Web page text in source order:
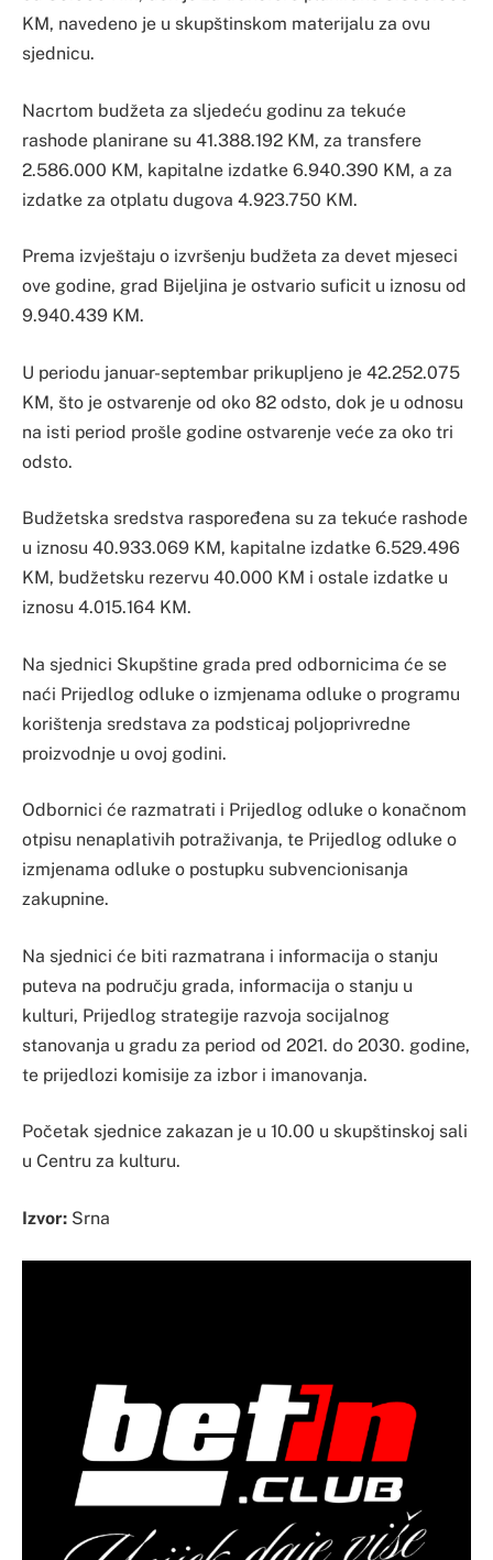
KM, navedeno je u skupštinskom materijalu za ovu
sjednicu.
Nacrtom budžeta za sljedeću godinu za tekuće
rashode planirane su 41.388.192 KM, za transfere
2.586.000 KM, kapitalne izdatke 6.940.390 KM, a za
izdatke za otplatu dugova 4.923.750 KM.
Prema izvještaju o izvršenju budžeta za devet mjeseci
ove godine, grad Bijeljina je ostvario suficit u iznosu od
9.940.439 KM.
U periodu januar-septembar prikupljeno je 42.252.075
KM, što je ostvarenje od oko 82 odsto, dok je u odnosu
na isti period prošle godine ostvarenje veće za oko tri
odsto.
Budžetska sredstva raspoređena su za tekuće rashode
u iznosu 40.933.069 KM, kapitalne izdatke 6.529.496
KM, budžetsku rezervu 40.000 KM i ostale izdatke u
iznosu 4.015.164 KM.
Na sjednici Skupštine grada pred odbornicima će se
naći Prijedlog odluke o izmjenama odluke o programu
korištenja sredstava za podsticaj poljoprivredne
proizvodnje u ovoj godini.
Odbornici će razmatrati i Prijedlog odluke o konačnom
otpisu nenaplativih potraživanja, te Prijedlog odluke o
izmjenama odluke o postupku subvencionisanja
zakupnine.
Na sjednici će biti razmatrana i informacija o stanju
puteva na području grada, informacija o stanju u
kulturi, Prijedlog strategije razvoja socijalnog
stanovanja u gradu za period od 2021. do 2030. godine,
te prijedlozi komisije za izbor i imanovanja.
Početak sjednice zakazan je u 10.00 u skupštinskoj sali
u Centru za kulturu.
Izvor: Srna